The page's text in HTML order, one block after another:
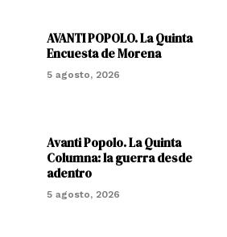
AVANTI POPOLO. La Quinta
Encuesta de Morena
5 agosto, 2026
Avanti Popolo. La Quinta
Columna: la guerra desde
adentro
5 agosto, 2026